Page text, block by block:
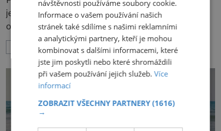
je pro její zdraví a pěkný vzhled nutná
odpovídající péče. Bez péče to nejde Rty se
neliší jen barvou, ale také mnohem tenčí
povrchovou vrstvou než ostatní pleť a pokožka.
Nezvláčňují je žádné mazové žlázy, proto jsou
rty mnohem choulostivější a náchylné k
vysychání a praskání. Balzám na rty je proto
nutnou základní výbavou, pokud chce
ZOBRAZIT VÍCE
návštěvnosti používáme soubory cookie.
Informace o vašem používání našich
stránek také sdílíme s našimi reklamními
a analytickými partnery, kteří je mohou
kombinovat s dalšími informacemi, které
jste jim poskytli nebo které shromáždili
při vašem používání jejich služeb.Více
informací
ZOBRAZIT VŠECHNY PARTNERY(1616)
→